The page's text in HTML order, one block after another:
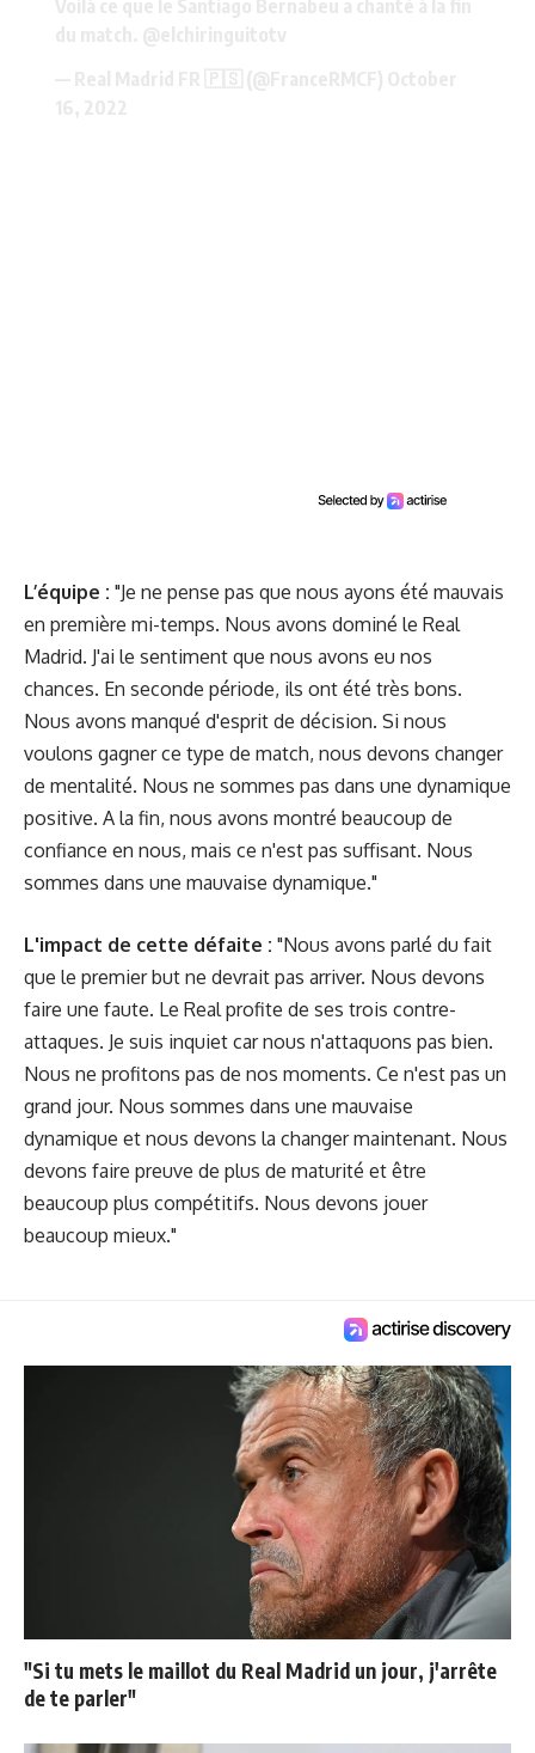
L’équipe : "Je ne pense pas que nous ayons été mauvais
en première mi-temps. Nous avons dominé le Real
Madrid. J'ai le sentiment que nous avons eu nos
chances. En seconde période, ils ont été très bons.
Nous avons manqué d'esprit de décision. Si nous
voulons gagner ce type de match, nous devons changer
de mentalité. Nous ne sommes pas dans une dynamique
positive. A la fin, nous avons montré beaucoup de
confiance en nous, mais ce n'est pas suffisant. Nous
sommes dans une mauvaise dynamique."
L'impact de cette défaite : "Nous avons parlé du fait
que le premier but ne devrait pas arriver. Nous devons
faire une faute. Le Real profite de ses trois contre-
attaques. Je suis inquiet car nous n'attaquons pas bien.
Nous ne profitons pas de nos moments. Ce n'est pas un
grand jour. Nous sommes dans une mauvaise
dynamique et nous devons la changer maintenant. Nous
devons faire preuve de plus de maturité et être
beaucoup plus compétitifs. Nous devons jouer
beaucoup mieux."
"Si tu mets le maillot du Real Madrid un jour, j'arrête
de te parler"